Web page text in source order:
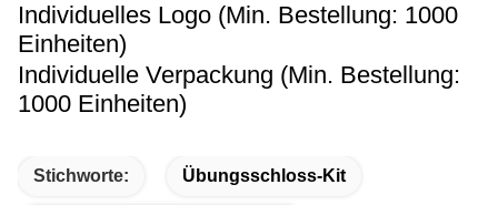
Individuelles Logo (Min. Bestellung: 1000
Einheiten)
Individuelle Verpackung (Min. Bestellung:
1000 Einheiten)
Stichworte: Übungsschloss-Kit